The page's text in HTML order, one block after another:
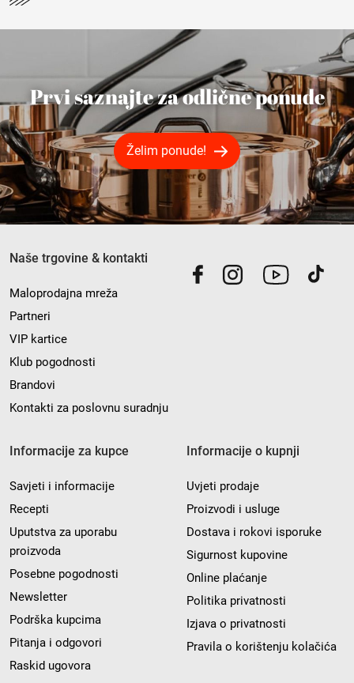
Prvi saznajte za odlične ponude
Želim ponude!
Naše trgovine & kontakti
Maloprodajna mreža
Partneri
VIP kartice
Klub pogodnosti
Brandovi
Kontakti za poslovnu suradnju
Informacije za kupce
Savjeti i informacije
Recepti
Uputstva za uporabu
proizvoda
Posebne pogodnosti
Newsletter
Podrška kupcima
Pitanja i odgovori
Raskid ugovora
Informacije o kupnji
Uvjeti prodaje
Proizvodi i usluge
Dostava i rokovi isporuke
Sigurnost kupovine
Online plaćanje
Politika privatnosti
Izjava o privatnosti
Pravila o korištenju kolačića